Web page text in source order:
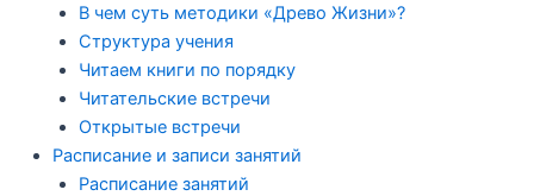
В чем суть методики «Древо Жизни»?
Структура учения
Читаем книги по порядку
Читательские встречи
Открытые встречи
Расписание и записи занятий
Расписание занятий